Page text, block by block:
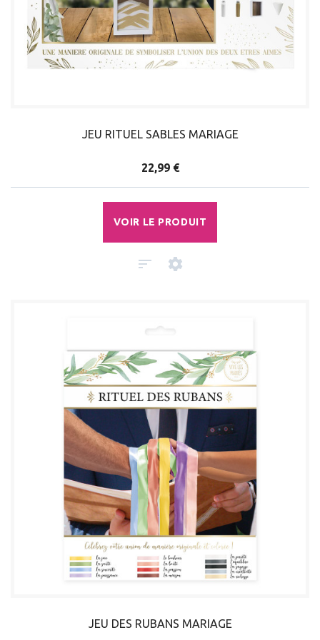
JEU RITUEL SABLES MARIAGE
22,99 €
VOIR LE PRODUIT
JEU DES RUBANS MARIAGE